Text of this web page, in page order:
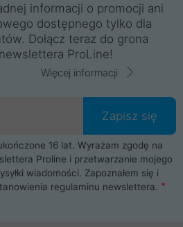
informacji o promocji ani
dostępnego tylko dla
Dołącz teraz do grona
ProLine!
Więcej informacji
Zapisz się
16 lat. Wyrażam zgodę na
Proline i przetwarzanie mojego
wiadomości. Zapoznałem się i
regulaminu newslettera.